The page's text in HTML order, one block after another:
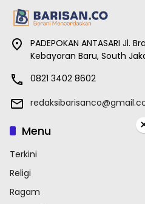
PADEPOKAN ANTASARI Jl.
Kebayoran Baru, South
0821 3402 8602
Menu
Terkini
Religi
Ragam